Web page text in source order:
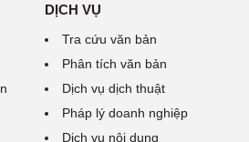
DỊCH VỤ
Tra cứu văn bản
Phân tích văn bản
Dịch vụ dịch thuật
Pháp lý doanh nghiệp
Dịch vụ nội dung